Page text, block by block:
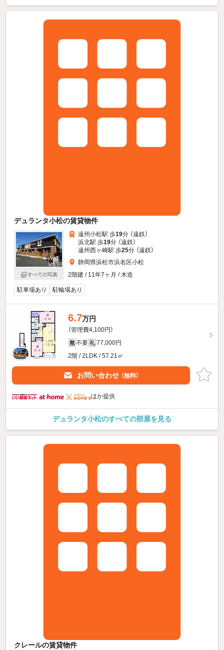
デュランタ小松の賃貸物件
すべての写真
遠州小松駅 歩19分 （遠鉄）
浜北駅 歩19分 （遠鉄）
遠州西ヶ崎駅 歩25分 （遠鉄）
静岡県浜松市浜名区小松
2階建 / 11年7ヶ月 / 木造
駐車場あり 駐輪場あり
6.7万円
（管理費4,100円）
敷 不要 礼 77,000円
2階 / 2LDK / 57.21㎡
お問い合わせ （無料）
ほか提供
デュランタ小松のすべての部屋を見る
クレールの賃貸物件